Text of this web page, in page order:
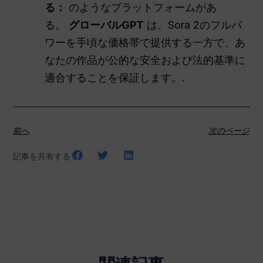
る：
のようなプラットフォームがあ
る。 グローバルGPT は、Sora 2のフルパ
ワーを手頃な価格帯で提供する一方で、あ
なたの作品が公的な安全および法的基準に
適合することを保証します。.
前へ 次のページ
記事を共有する